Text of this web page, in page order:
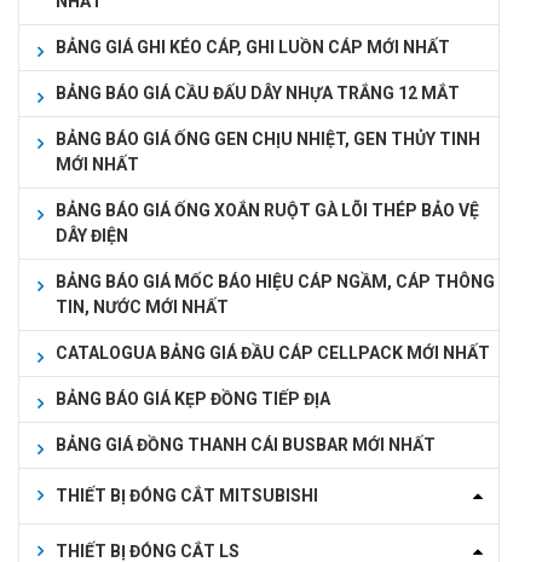
BẢNG GIÁ GHI KÉO CÁP, GHI LUỒN CÁP MỚI NHẤT
BẢNG BÁO GIÁ CẦU ĐẤU DÂY NHỰA TRẮNG 12 MẮT
BẢNG BÁO GIÁ ỐNG GEN CHỊU NHIỆT, GEN THỦY TINH
MỚI NHẤT
BẢNG BÁO GIÁ ỐNG XOẮN RUỘT GÀ LÕI THÉP BẢO VỆ
DÂY ĐIỆN
BẢNG BÁO GIÁ MỐC BÁO HIỆU CÁP NGẦM, CÁP THÔNG
TIN, NƯỚC MỚI NHẤT
CATALOGUA BẢNG GIÁ ĐẦU CÁP CELLPACK MỚI NHẤT
BẢNG BÁO GIÁ KẸP ĐỒNG TIẾP ĐỊA
BẢNG GIÁ ĐỒNG THANH CÁI BUSBAR MỚI NHẤT
THIẾT BỊ ĐÓNG CẮT MITSUBISHI
THIẾT BỊ ĐÓNG CẮT LS